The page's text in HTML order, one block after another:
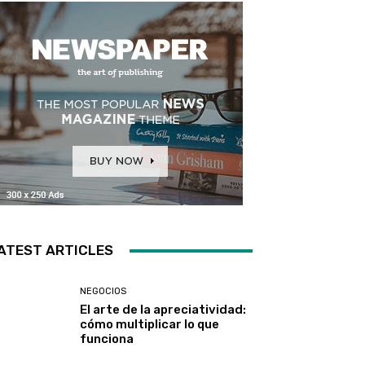
ARTICLES
NEGOCIOS
El arte de la apreciatividad:
cómo multiplicar lo que
funciona